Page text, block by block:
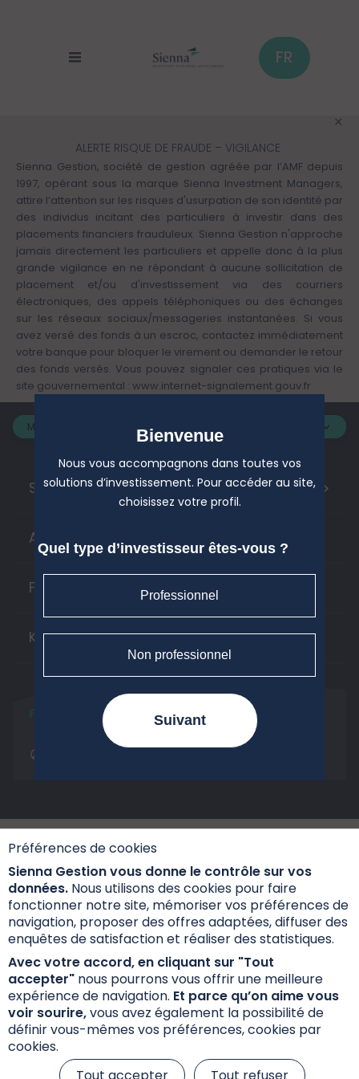
Préférences de cookies
Sienna Gestion vous donne le contrôle sur vos
données. Nous utilisons des cookies pour faire
fonctionner notre site, mémoriser vos préférences de
navigation, proposer des offres adaptées, diffuser des
enquêtes de satisfaction et réaliser des statistiques.
Avec votre accord, en cliquant sur "Tout
accepter" nous pourrons vous offrir une meilleure
expérience de navigation. Et parce qu’on aime vous
voir sourire,vous avez également la possibilité de
définir vous-mêmes vos préférences, cookies par
cookies.
FR
ALERTE RISQUE DE FRAUDE – VIGILANCE
Sienna Gestion, société de gestion agréée par l’AMF depuis
1997, opérant sous la marque Sienna Investment Managers,
attire l’attention sur les risques d'usurpation de son identité par
des individus incitant des particuliers à investir dans des
placements financiers frauduleux. Sienna Gestion n'approche
jamais directement les particuliers et appelle donc à la plus
grande vigilance en ne répondant à aucune sollicitation de
placement et/ou d'investissement via des courriers
électroniques, des appels téléphoniques ou des échanges
sur les réseaux sociaux/messageries instantanées. Si vous
avez versé des fonds à un escroc, contactez immédiatement
votre banque pour bloquer le virement ou demander le retour
des fonds versés. Vous pouvez signaler ces pratiques via le
site gouvernemental : www.internet-signalement.gouv.fr
Mon profil :
Solutions d'investissement >
Actifs cotés
Finance responsable
Kiosque
Tout sur la loi Industrie Verte
Informations réglementaires
Réclamations
Données personnelles et cookies
S’inscrire à la newsletter
© 2026 Sienna Gestion, tous droits réservés
Bienvenue
Nous vous accompagnons dans toutes vos
solutions d’investissement. Pour accéder au site,
choisissez votre profil.
Quel type d’investisseur êtes-vous ?
Professionnel
Non professionnel
Suivant